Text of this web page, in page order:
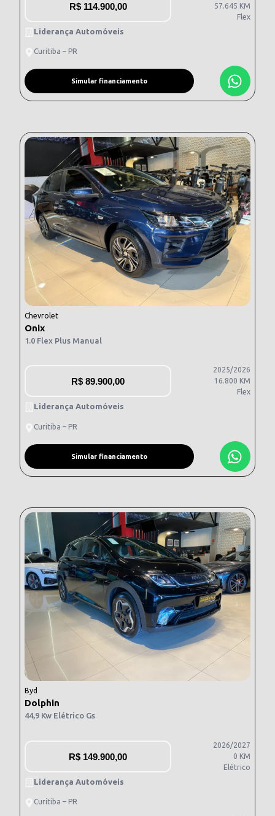
R$114.900,00
57.645 KM
Flex
Liderança Automóveis
Curitiba – PR
Simular financiamento
Chevrolet
Onix
1.0 Flex Plus Manual
R$ 89.900,00
2025/2026
16.800 KM
Flex
Liderança Automóveis
Curitiba – PR
Simular financiamento
Byd
Dolphin
44,9 Kw Elétrico Gs
R$ 149.900,00
2026/2027
0 KM
Elétrico
Liderança Automóveis
Curitiba – PR